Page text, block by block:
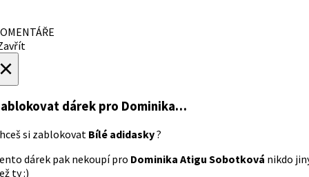
dárek pro Dominika…
si zablokovat Bílé adidasky?
dárek pak nekoupí pro Dominika Atigu Sobotková nikdo
ty :)